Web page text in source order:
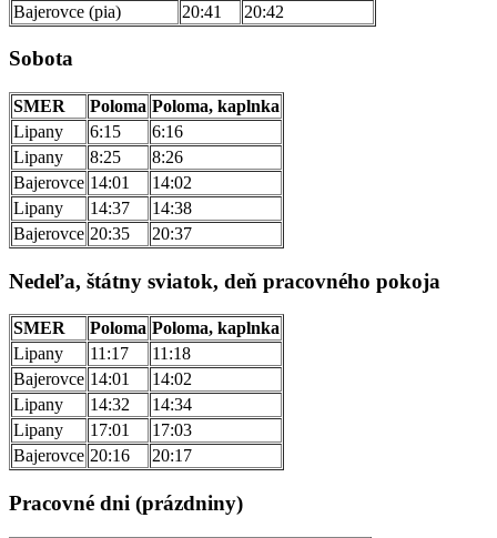
Bajerovce (pia)
20:41 20:42
Sobota
SMER Poloma Poloma, kaplnka
Lipany
6:15
6:16
Lipany
8:25
8:26
Bajerovce 14:01
14:02
Lipany
14:37
14:38
Bajerovce 20:35 20:37
Nedeľa, štátny sviatok, deň pracovného pokoja
SMER Poloma Poloma, kaplnka
Lipany
11:17
11:18
Bajerovce 14:01
14:02
Lipany
14:32
14:34
Lipany
17:01
17:03
Bajerovce 20:16 20:17
Pracovné dni (prázdniny)